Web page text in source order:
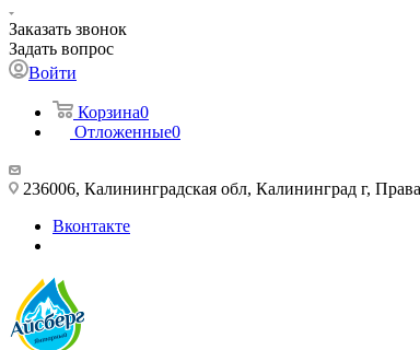
Заказать звонок
Задать вопрос
Войти
Корзина0
Отложенные0
236006, Калининградская обл, Калининград г,
Вконтакте